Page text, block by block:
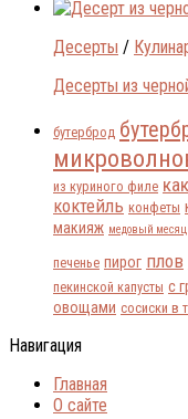
Десерты /
Десерты из
бутерброд
из куриного филе
коктейль конфеты
макияж медовый месяц
печенье пирог плов
пекинской капусты с
овощами сосиски в
Навигация
Главная
О сайте